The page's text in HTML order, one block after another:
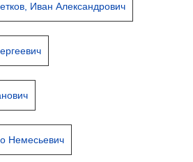
Иван Александрович
Немесьевич